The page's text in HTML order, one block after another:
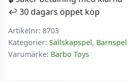
↩️ 30 dagars öppet köp
Artikelnr: 8703
Kategorier: Sällskapspel, Barnspel
Varumärke: Barbo Toys